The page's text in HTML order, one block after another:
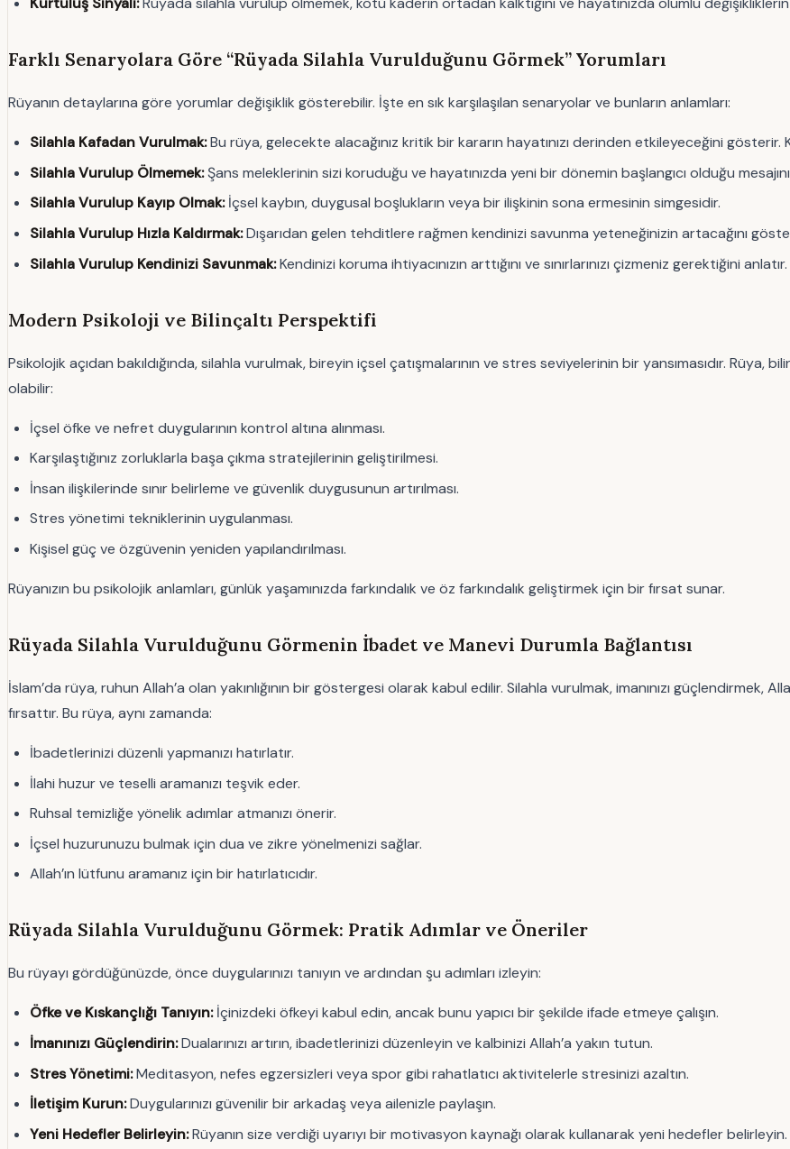
Farklı Senaryolara Göre “Rüyada Silahla Vurulduğunu Görmek” Yorumları
Rüyanın detaylarına göre yorumlar değişiklik gösterebilir. İşte en sık karşılaşılan senaryolar ve bunların anlamları:
Silahla Kafadan Vurulmak:Bu rüya, gelecekte alacağınız kritik bir kararın hayatınızı derinden etkileyeceğini gösterir.
Silahla Vurulup Ölmemek:Şans meleklerinin sizi koruduğu ve hayatınızda yeni bir dönemin başlangıcı olduğu mesajını
Silahla Vurulup Kayıp Olmak:İçsel kaybın, duygusal boşlukların veya bir ilişkinin sona ermesinin simgesidir.
Silahla Vurulup Hızla Kaldırmak:Dışarıdan gelen tehditlere rağmen kendinizi savunma yeteneğinizin artacağını
Silahla Vurulup Kendinizi Savunmak:Kendinizi koruma ihtiyacınızın arttığını ve sınırlarınızı çizmeniz gerektiğini anlatır.
Modern Psikoloji ve Bilinçaltı Perspektifi
Psikolojik açıdan bakıldığında, silahla vurulmak, bireyin içsel çatışmalarının ve stres seviyelerinin bir yansımasıdır.
olabilir:
İçsel öfke ve nefret duygularının kontrol altına alınması.
Karşılaştığınız zorluklarla başa çıkma stratejilerinin geliştirilmesi.
İnsan ilişkilerinde sınır belirleme ve güvenlik duygusunun artırılması.
Stres yönetimi tekniklerinin uygulanması.
Kişisel güç ve özgüvenin yeniden yapılandırılması.
Rüyanızın bu psikolojik anlamları, günlük yaşamınızda farkındalık ve öz farkındalık geliştirmek için bir fırsat sunar.
Rüyada Silahla Vurulduğunu Görmenin İbadet ve Manevi Durumla Bağlantısı
İslam’da rüya, ruhun Allah’a olan yakınlığının bir göstergesi olarak kabul edilir. Silahla vurulmak, imanınızı
fırsattır. Bu rüya, aynı zamanda:
İbadetlerinizi düzenli yapmanızı hatırlatır.
İlahi huzur ve teselli aramanızı teşvik eder.
Ruhsal temizliğe yönelik adımlar atmanızı önerir.
İçsel huzurunuzu bulmak için dua ve zikre yönelmenizi sağlar.
Allah’ın lütfunu aramanız için bir hatırlatıcıdır.
Rüyada Silahla Vurulduğunu Görmek: Pratik Adımlar ve Öneriler
Bu rüyayı gördüğünüzde, önce duygularınızı tanıyın ve ardından şu adımları izleyin:
Öfke ve Kıskançlığı Tanıyın:İçinizdeki öfkeyi kabul edin, ancak bunu yapıcı bir şekilde ifade etmeye çalışın.
İmanınızı Güçlendirin:Dualarınızı artırın, ibadetlerinizi düzenleyin ve kalbinizi Allah’a yakın tutun.
Stres Yönetimi:Meditasyon, nefes egzersizleri veya spor gibi rahatlatıcı aktivitelerle stresinizi azaltın.
İletişim Kurun:Duygularınızı güvenilir bir arkadaş veya ailenizle paylaşın.
Yeni Hedefler Belirleyin:Rüyanın size verdiği uyarıyı bir motivasyon kaynağı olarak kullanarak yeni hedefler belirleyin.